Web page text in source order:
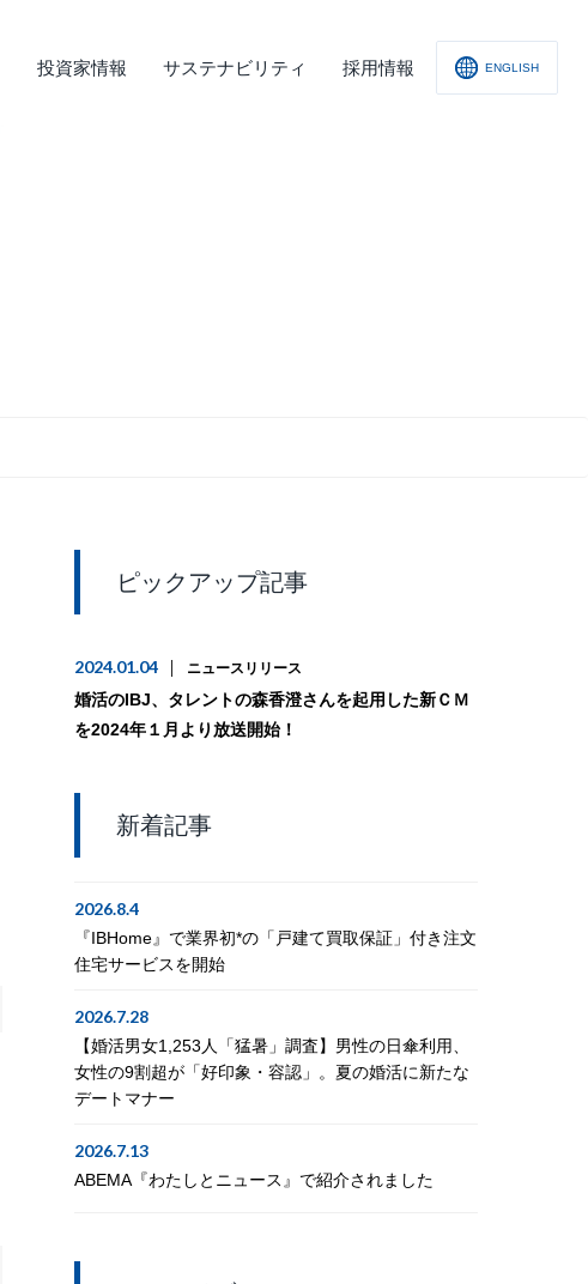
投資家情報 サステナビリティ 採用情報 ENGLISH
ピックアップ記事
2024.01.04 ニュースリリース
婚活のIBJ、タレントの森香澄さんを起用した新ＣＭ
を2024年１月より放送開始！
新着記事
2026.8.4
『IBHome』で業界初*の「戸建て買取保証」付き注文
住宅サービスを開始
2026.7.28
【婚活男女1,253人「猛暑」調査】男性の日傘利用、
女性の9割超が「好印象・容認」。夏の婚活に新たな
デートマナー
2026.7.13
ABEMA『わたしとニュース』で紹介されました